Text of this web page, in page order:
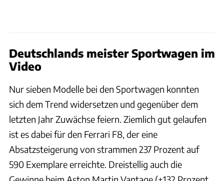
Deutschlands meister Sportwagen im
Video
Nur sieben Modelle bei den Sportwagen konnten
sich dem Trend widersetzen und gegenüber dem
letzten Jahr Zuwächse feiern. Ziemlich gut gelaufen
ist es dabei für den Ferrari F8, der eine
Absatzsteigerung von strammen 237 Prozent auf
590 Exemplare erreichte. Dreistellig auch die